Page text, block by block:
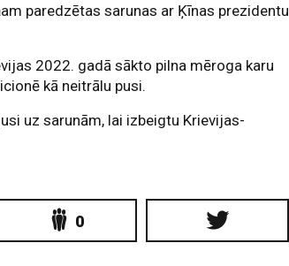
paredzētas sarunas ar Ķīnas prezidentu
2022. gadā sākto pilna mēroga karu
kā neitrālu pusi.
uz sarunām, lai izbeigtu Krievijas-
0